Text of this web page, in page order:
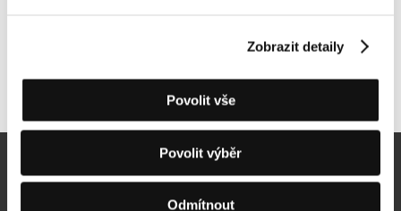
Zobrazit detaily
Povolit vše
Povolit výběr
Odmítnout
Další partneři
Newsletter